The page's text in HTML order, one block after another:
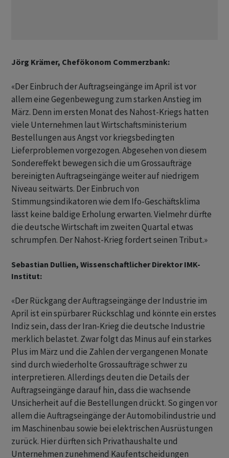
Jörg Krämer, Chefökonom Commerzbank:
«Der Einbruch der ​Auftragseingänge im April ist vor
allem eine Gegenbewegung zum starken Anstieg ​im
März. Denn im ersten Monat des Nahost-Kriegs ​hatten
viele Unternehmen laut Wirtschaftsministerium
Bestellungen aus Angst vor kriegsbedingten
Lieferproblemen vorgezogen. Abgesehen von diesem
Sondereffekt bewegen sich die ‌um Grossaufträge
bereinigten Auftragseingänge weiter auf niedrigem
Niveau seitwärts. Der Einbruch von
Stimmungsindikatoren wie dem Ifo-Geschäftsklima
lässt keine baldige Erholung erwarten. Vielmehr dürfte
die deutsche Wirtschaft im zweiten Quartal etwas
schrumpfen. Der Nahost-Krieg ​fordert ​seinen Tribut.»
Sebastian Dullien, Wissenschaftlicher Direktor IMK-
Institut:
«Der Rückgang ⁠der Auftragseingänge der Industrie im
April ist ein spürbarer ​Rückschlag und könnte ein ⁠erstes
Indiz sein, dass der Iran-Krieg die deutsche Industrie
merklich belastet. Zwar folgt das Minus ‌auf ein starkes
Plus im März und die Zahlen der vergangenen Monate
sind durch wiederholte Grossaufträge schwer zu
interpretieren. Allerdings deuten die Details der
Auftragseingänge ‌darauf hin, dass die wachsende
Unsicherheit auf die Bestellungen drückt. So ​gingen vor
allem die Auftragseingänge der Automobilindustrie und
im Maschinenbau sowie bei elektrischen Ausrüstungen
zurück. Hier dürften sich Privathaushalte und
Unternehmen zunehmend Kaufentscheidungen